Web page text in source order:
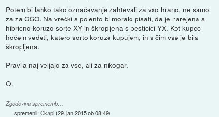
Potem bi lahko tako označevanje zahtevali za vso hrano, ne samo
za za GSO. Na vrečki s polento bi moralo pisati, da je narejena s
hibridno koruzo sorte XY in škropljena s pesticidi YX. Kot kupec
hočem vedeti, katero sorto koruze kupujem, in s čim vse je bila
škropljena.
Pravila naj veljajo za vse, ali za nikogar.
O.
Zgodovina sprememb…
spremenil:Okapi(29. jan 2015 ob 08:49)